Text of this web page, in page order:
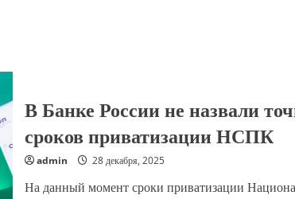
В Банке России не назвали
сроков приватизации НСПК
admin 28 декабря, 2025
На данный момент сроки приватизации